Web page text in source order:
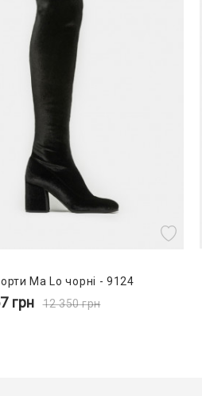
Ma Lo чорні - 9124
грн 12 350грн